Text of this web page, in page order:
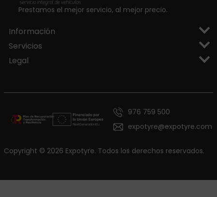
Prestamos el mejor servicio, al mejor precio.
Información
Servicios
Legal
976 759 500
expotyre@expotyre.com
Copyright © 2026 Expotyre. Todos los derechos reservados.